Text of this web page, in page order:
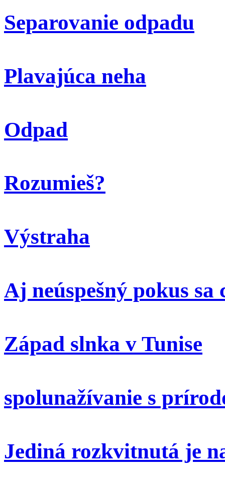
Separovanie odpadu
Plavajúca neha
Odpad
Rozumieš?
Výstraha
Aj neúspešný pokus sa
Západ slnka v Tunise
spolunažívanie s
Jediná rozkvitnutá je